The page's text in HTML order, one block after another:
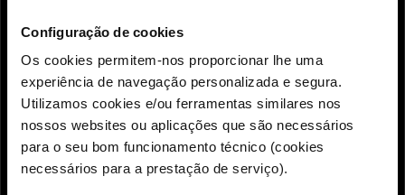
Configuração de cookies
Os cookies permitem-nos proporcionar lhe uma
experiência de navegação personalizada e segura.
Utilizamos cookies e/ou ferramentas similares nos
nossos websites ou aplicações que são necessários
para o seu bom funcionamento técnico (cookies
necessários para a prestação de serviço).
Precisas de ajuda para escolher o eSIM certo?
Adicionar